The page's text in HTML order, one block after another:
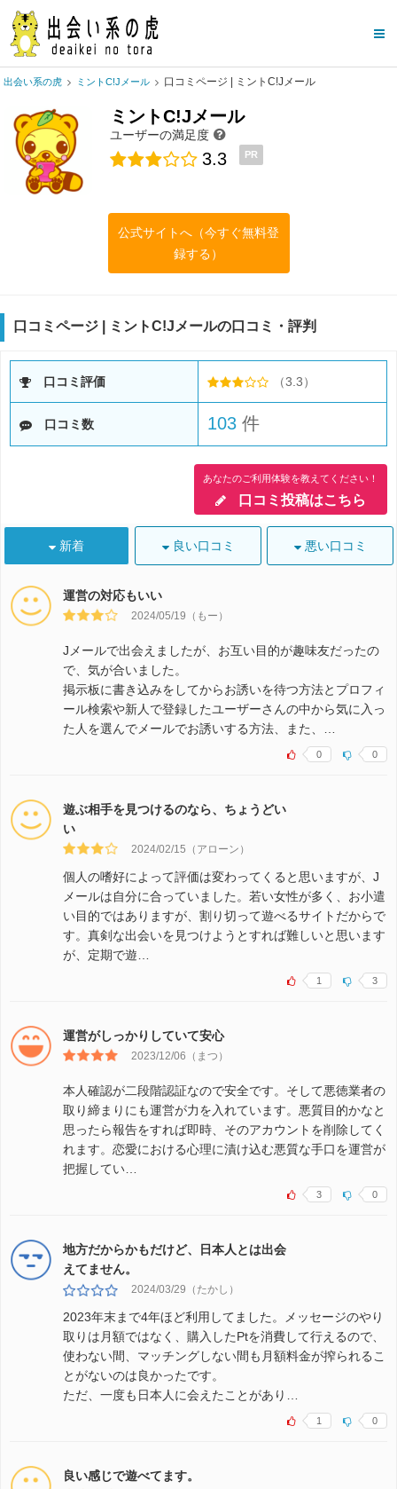
出会い系の虎 ミントC!Jメール 口コミページ | ミントC!Jメール
ミントC!Jメール
ユーザーの満足度
3.3 PR
公式サイトへ（今すぐ無料登
録する）
口コミページ | ミントC!Jメールの口コミ・評判
口コミ評価 （3.3）
口コミ数 103 件
あなたのご利用体験を教えてください！
口コミ投稿はこちら
新着 良い口コミ 悪い口コミ
運営の対応もいい
2024/05/19（もー）
Jメールで出会えましたが、お互い目的が趣味友だったの
で、気が合いました。
掲示板に書き込みをしてからお誘いを待つ方法とプロフィ
ール検索や新人で登録したユーザーさんの中から気に入っ
た人を選んでメールでお誘いする方法、また、…
0 0
遊ぶ相手を見つけるのなら、ちょうどい
い
2024/02/15（アローン）
個人の嗜好によって評価は変わってくると思いますが、J
メールは自分に合っていました。若い女性が多く、お小遣
い目的ではありますが、割り切って遊べるサイトだからで
す。真剣な出会いを見つけようとすれば難しいと思います
が、定期で遊…
1 3
運営がしっかりしていて安心
2023/12/06（まつ）
本人確認が二段階認証なので安全です。そして悪徳業者の
取り締まりにも運営が力を入れています。悪質目的かなと
思ったら報告をすれば即時、そのアカウントを削除してく
れます。恋愛における心理に漬け込む悪質な手口を運営が
把握してい…
3 0
地方だからかもだけど、日本人とは出会
えてません。
2024/03/29（たかし）
2023年末まで4年ほど利用してました。メッセージのやり
取りは月額ではなく、購入したPtを消費して行えるので、
使わない間、マッチングしない間も月額料金が搾られるこ
とがないのは良かったです。
ただ、一度も日本人に会えたことがあり…
1 0
良い感じで遊べてます。